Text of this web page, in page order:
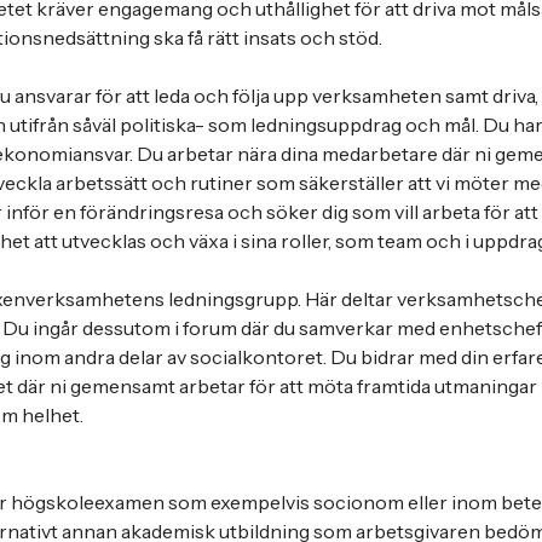
kräver engagemang och uthållighet för att driva mot
ska få rätt insats och stöd.
ansvarar för att leda och följa upp verksamheten samt
såväl politiska- som ledningsuppdrag och mål. Du
Du arbetar nära dina medarbetare där ni
arbetssätt och rutiner som säkerställer att vi möter
inför en förändringsresa och söker dig som vill arbeta för att
att utvecklas och växa i sina roller, som team och i
ledningsgrupp. Här deltar
ingår dessutom i forum där du samverkar med
inom andra delar av socialkontoret. Du bidrar med din
där ni gemensamt arbetar för att möta framtida
helhet.
högskoleexamen som exempelvis socionom eller inom
annan akademisk utbildning som arbetsgivaren